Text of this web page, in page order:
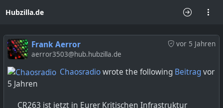
Hubzilla.de
vor 5 Jahren
Frank Aerror
aerror3503@hub.hubzilla.de
Chaosradiowrote the following Beitragvor
5 Jahren
CR263 ist jetzt in Eurer Kritischen Infrastruktur